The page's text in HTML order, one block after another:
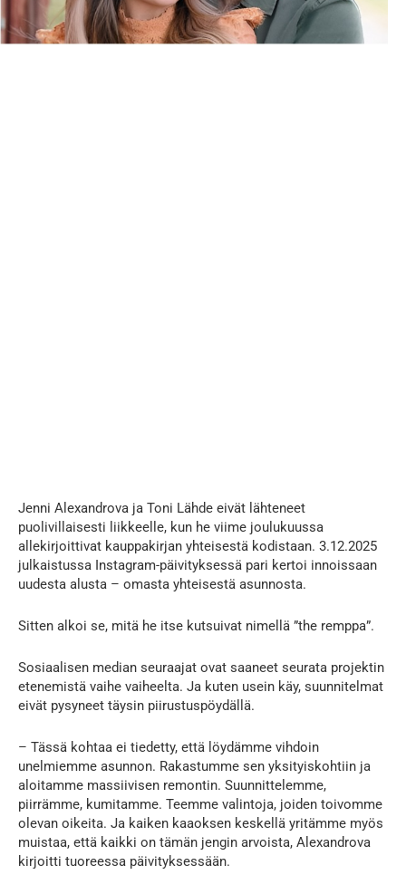
Jenni Alexandrova ja Toni Lähde eivät lähteneet
puolivillaisesti liikkeelle, kun he viime joulukuussa
allekirjoittivat kauppakirjan yhteisestä kodistaan. 3.12.2025
julkaistussa Instagram-päivityksessä pari kertoi innoissaan
uudesta alusta – omasta yhteisestä asunnosta.
Sitten alkoi se, mitä he itse kutsuivat nimellä ”the remppa”.
Sosiaalisen median seuraajat ovat saaneet seurata projektin
etenemistä vaihe vaiheelta. Ja kuten usein käy, suunnitelmat
eivät pysyneet täysin piirustuspöydällä.
– Tässä kohtaa ei tiedetty, että löydämme vihdoin
unelmiemme asunnon. Rakastumme sen yksityiskohtiin ja
aloitamme massiivisen remontin. Suunnittelemme,
piirrämme, kumitamme. Teemme valintoja, joiden toivomme
olevan oikeita. Ja kaiken kaaoksen keskellä yritämme myös
muistaa, että kaikki on tämän jengin arvoista, Alexandrova
kirjoitti tuoreessa päivityksessään.